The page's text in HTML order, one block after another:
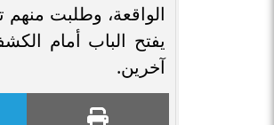
الواقعة، وطلبت منهم
يفتح الباب أمام
آخرین.